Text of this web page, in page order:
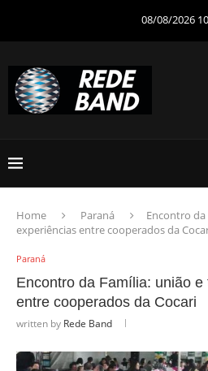
08/08/2026
Home Paraná
Encontro
experiências entre cooperados da
Paraná
Encontro da Família: união
entre cooperados da Cocari
written by Rede Band